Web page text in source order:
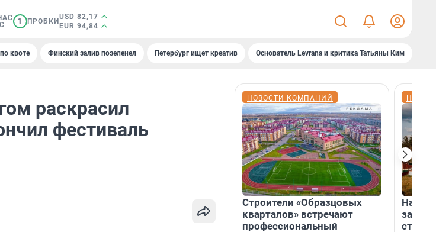
1 ПРОБКИ
USD 82,17
EUR 94,84
квоте Финский залив позеленел Петербург ищет креатив Основатель Levrana и критика Татьяны Ким
раскрасил
фестиваль
НОВОСТИ КОМПАНИЙ
Строители «Образцовых
кварталов» встречают
профессиональный
На